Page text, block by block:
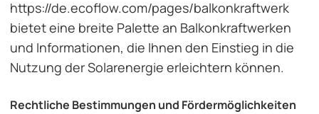
https://de.ecoflow.com/pages/balkonkraftwerk
bietet eine breite Palette an Balkonkraftwerken
und Informationen, die Ihnen den Einstieg in die
Nutzung der Solarenergie erleichtern können.
Rechtliche Bestimmungen und Fördermöglichkeiten